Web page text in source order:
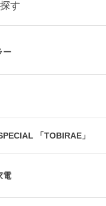
す
ー
「TOBIRAE」
電